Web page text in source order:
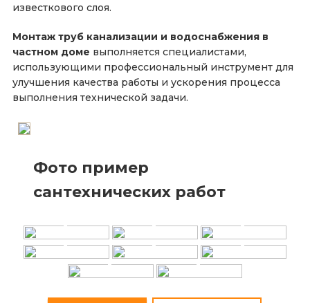
известкового слоя.
Монтаж труб канализации и водоснабжения в
частном доме выполняется специалистами,
использующими профессиональный инструмент для
улучшения качества работы и ускорения процесса
выполнения технической задачи.
Фото пример
сантехнических работ
+ + +
+ + +
+ +